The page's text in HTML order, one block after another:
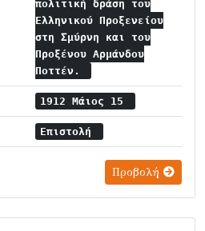
πολιτική δράση του
Ελληνικού Προξενείου
στη Σμύρνη και του
Προξένου Αρμάνδου
Ποττέν.
1912 Μάιος 15
Επιστολή
Προβολή